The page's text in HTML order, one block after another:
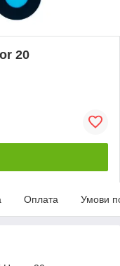
20
Оплата Умови